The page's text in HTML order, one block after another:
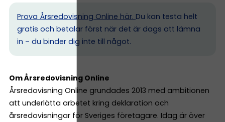
Prova Årsredovisning Online här. Du kan testa helt
gratis och betalar först när det är dags att lämna
in – du binder dig inte till något.
Om Årsredovisning Online
Årsredovisning Online grundades 2013 med ambitionen
att underlätta arbetet kring deklaration och
årsredovisningar för Sveriges företagare. Idag är över